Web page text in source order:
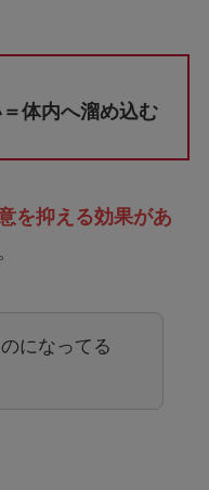
体内へ溜め込む
を抑える効果があ
になってる